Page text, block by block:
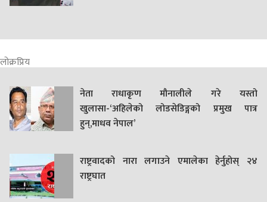
लोक्रप्रिय
नेता राधाकृण मौनालीले गरे यस्तो
खुलासा-‘अहिलेको लोडसेडिङ्गको प्रमुख पात्र
हुन्,माधव नेपाल’
राष्ट्रवादको नारा लगाउने एमालेका हेर्नुहोस् २४
राष्ट्रघात